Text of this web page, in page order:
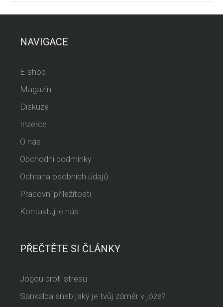
NAVIGACE
E-shop
Magazín
Diskuze
Inzerce
O nás
Obchodní podmínky
Ochrana osobních údajů
Pracovní příležitosti
Kontaktujte nás
PŘEČTĚTE SI ČLÁNKY
Jógou proti stresu
Sankalpa aneb jaký je tvůj záměr v józe?